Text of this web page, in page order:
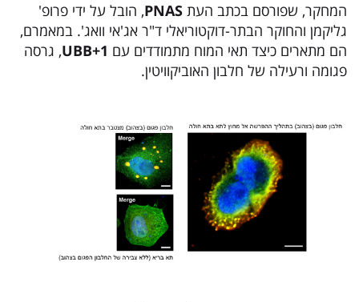
המחקר, שפורסם בכתב העת PNAS, הובל על ידי פרופ'
גליקמן והחוקר הבתר-דוקטוריאלי ד"ר אג'אי וואג'. במאמרם,
הם מתארים כיצד תאי המוח מתמודדים עם UBB+1, גרסה
פגומה ורעילה של חלבון האוביקוויטין.